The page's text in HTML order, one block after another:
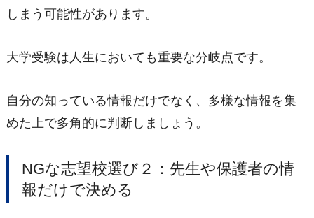
しまう可能性があります。
大学受験は人生においても重要な分岐点です。
自分の知っている情報だけでなく、多様な情報を集
めた上で多角的に判断しましょう。
NGな志望校選び２：先生や保護者の情
報だけで決める